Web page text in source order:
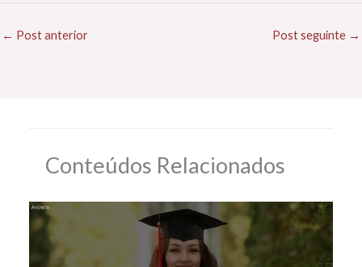
← Post anterior Post seguinte →
Conteúdos Relacionados